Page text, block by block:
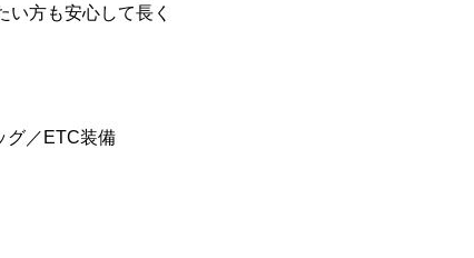
方も安心して長く
グ／ETC装備